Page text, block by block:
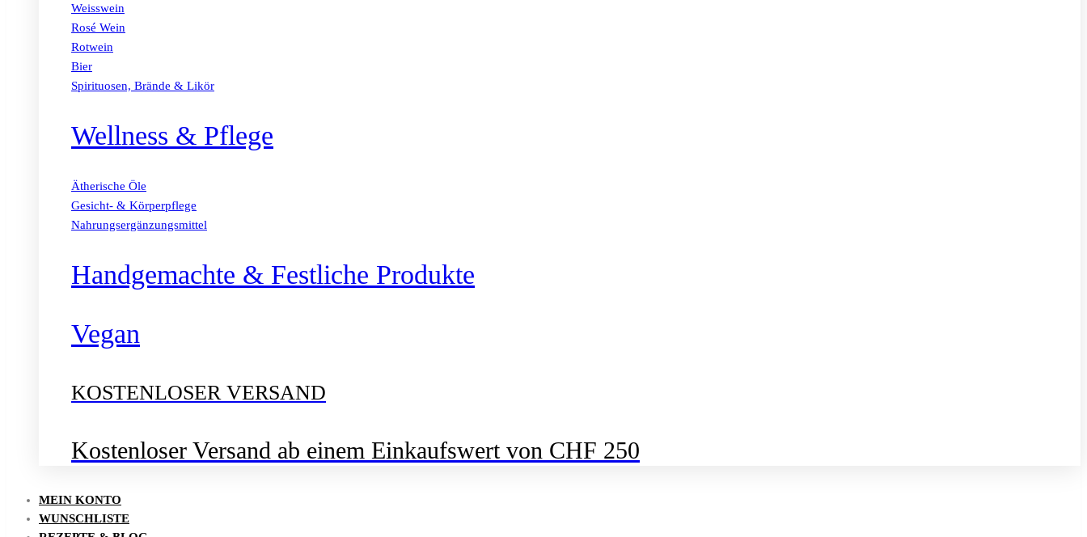
Weisswein
Rosé Wein
Rotwein
Bier
Spirituosen, Brände & Likör
Wellness & Pflege
Ätherische Öle
Gesicht- & Körperpflege
Nahrungsergänzungsmittel
Handgemachte & Festliche Produkte
Vegan
KOSTENLOSER VERSAND
Kostenloser Versand ab einem Einkaufswert von CHF 250
MEIN KONTO
WUNSCHLISTE